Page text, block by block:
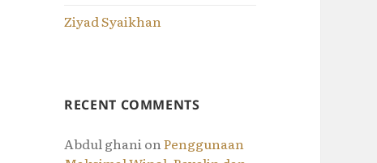
Ziyad Syaikhan
RECENT COMMENTS
Abdul ghanionPenggunaan